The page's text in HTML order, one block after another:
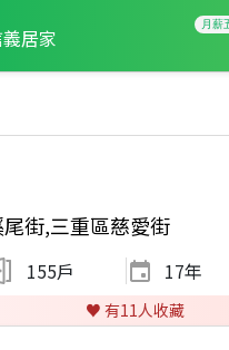
居家
街,三重區慈愛街
155戶 17年
♥️ 有11人收藏